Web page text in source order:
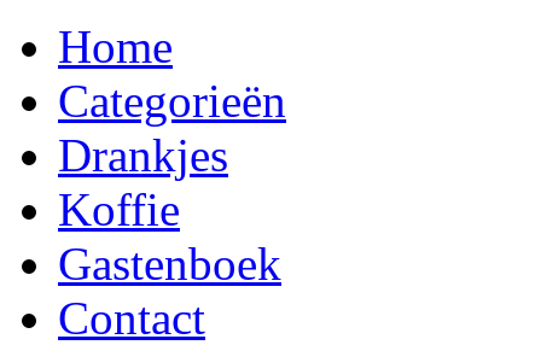
Home
Categorieën
Drankjes
Koffie
Gastenboek
Contact